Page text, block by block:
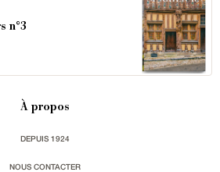
n°3
À propos
DEPUIS 1924
NOUS CONTACTER